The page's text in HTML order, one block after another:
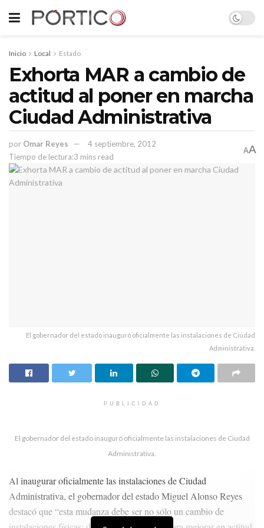
Inicio Local Estado
Exhorta MAR a cambio de
actitud al poner en marcha
Ciudad Administrativa
por Omar Reyes
4 septiembre, 2012
Tiempo de lectura:3 mins read
AA
El gobernador del estado inauguró oficialmente las instalaciones de Ciudad
Administrativa.
PUBLICIDAD
El gobernador del estado inauguró oficialmente las instalaciones de Ciudad
Administrativa.
Al inaugurar oficialmente las instalaciones de Ciudad
Administrativa, el gobernador del estado Miguel Alonso Reyes
destacó que “esta mudanza debe ser no sólo un cambio de